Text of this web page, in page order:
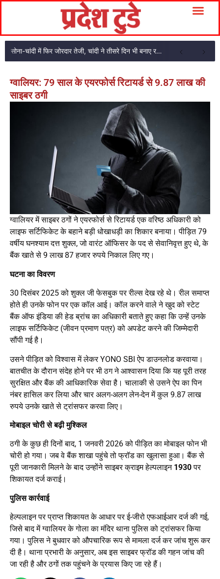
सोना-चांदी में फिर जोरदार तेजी, चांदी ने तीसरे दिन भी बनाए रखी चमक
ग्वालियर: 79 साल के एयरफोर्स रिटायर्ड से 9.87 लाख की
साइबर ठगी
ग्वालियर में साइबर ठगों ने एयरफोर्स से रिटायर्ड एक वरिष्ठ अधिकारी को
लाइफ सर्टिफिकेट के बहाने बड़ी धोखाधड़ी का शिकार बनाया। पीड़ित 79
वर्षीय घनश्याम दत्त शुक्ल, जो वारंट ऑफिसर के पद से सेवानिवृत्त हुए थे, के
बैंक खाते से 9 लाख 87 हजार रुपये निकाल लिए गए।
घटना का विवरण
30 दिसंबर 2025 को शुक्ल जी फेसबुक पर रील्स देख रहे थे। रील समाप्त
होते ही उनके फोन पर एक कॉल आई। कॉल करने वाले ने खुद को स्टेट
बैंक ऑफ इंडिया की हेड ब्रांच का अधिकारी बताते हुए कहा कि उन्हें उनके
लाइफ सर्टिफिकेट (जीवन प्रमाण पत्र) को अपडेट करने की जिम्मेदारी
सौंपी गई है।
उसने पीड़ित को विश्वास में लेकर YONO SBI ऐप डाउनलोड करवाया।
बातचीत के दौरान संदेह होने पर भी ठग ने आश्वासन दिया कि यह पूरी तरह
सुरक्षित और बैंक की आधिकारिक सेवा है। चालाकी से उसने ऐप का पिन
नंबर हासिल कर लिया और चार अलग-अलग लेन-देन में कुल 9.87 लाख
रुपये उनके खाते से ट्रांसफर करवा लिए।
मोबाइल चोरी से बढ़ी मुश्किल
ठगी के कुछ ही दिनों बाद, 1 जनवरी 2026 को पीड़ित का मोबाइल फोन भी
चोरी हो गया। जब वे बैंक शाखा पहुंचे तो फ्रॉड का खुलासा हुआ। बैंक से
पूरी जानकारी मिलने के बाद उन्होंने साइबर क्राइम हेल्पलाइन 1930पर
शिकायत दर्ज कराई।
पुलिस कार्रवाई
हेल्पलाइन पर प्राप्त शिकायत के आधार पर ई-जीरो एफआईआर दर्ज की गई,
जिसे बाद में ग्वालियर के गोला का मंदिर थाना पुलिस को ट्रांसफर किया
गया। पुलिस ने बुधवार को औपचारिक रूप से मामला दर्ज कर जांच शुरू कर
दी है। थाना प्रभारी के अनुसार, अब इस साइबर फ्रॉड की गहन जांच की
जा रही है और ठगों तक पहुंचने के प्रयास किए जा रहे हैं।